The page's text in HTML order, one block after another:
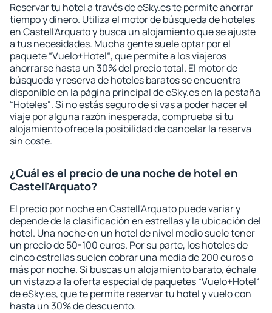
Reservar tu hotel a través de eSky.es te permite ahorrar
tiempo y dinero. Utiliza el motor de búsqueda de hoteles
en Castell'Arquato y busca un alojamiento que se ajuste
a tus necesidades. Mucha gente suele optar por el
paquete “Vuelo+Hotel“, que permite a los viajeros
ahorrarse hasta un 30% del precio total. El motor de
búsqueda y reserva de hoteles baratos se encuentra
disponible en la página principal de eSky.es en la pestaña
“Hoteles“. Si no estás seguro de si vas a poder hacer el
viaje por alguna razón inesperada, comprueba si tu
alojamiento ofrece la posibilidad de cancelar la reserva
sin coste.
¿Cuál es el precio de una noche de hotel en
Castell'Arquato?
El precio por noche en Castell'Arquato puede variar y
depende de la clasificación en estrellas y la ubicación del
hotel. Una noche en un hotel de nivel medio suele tener
un precio de 50-100 euros. Por su parte, los hoteles de
cinco estrellas suelen cobrar una media de 200 euros o
más por noche. Si buscas un alojamiento barato, échale
un vistazo a la oferta especial de paquetes “Vuelo+Hotel“
de eSky.es, que te permite reservar tu hotel y vuelo con
hasta un 30% de descuento.